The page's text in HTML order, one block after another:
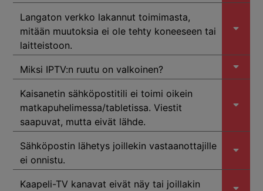
Langaton verkko lakannut toimimasta,
mitään muutoksia ei ole tehty koneeseen tai
laitteistoon.
Miksi IPTV:n ruutu on valkoinen?
Kaisanetin sähköpostitili ei toimi oikein
matkapuhelimessa/tabletissa. Viestit
saapuvat, mutta eivät lähde.
Sähköpostin lähetys joillekin vastaanottajille
ei onnistu.
Kaapeli-TV kanavat eivät näy tai joillakin